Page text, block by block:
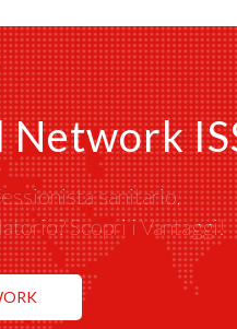
Network
sanitario,
Scopri i Vantaggi!